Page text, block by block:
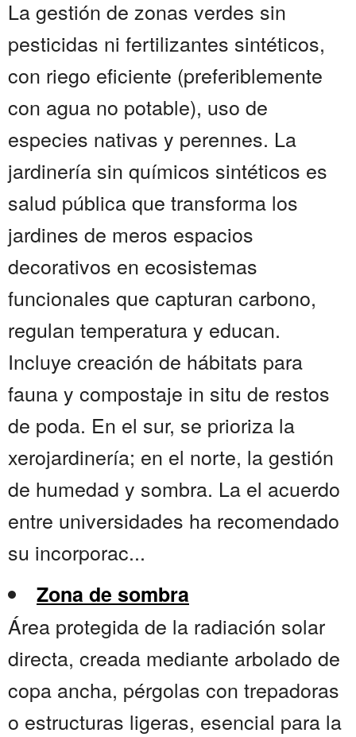
La gestión de zonas verdes sin
pesticidas ni fertilizantes sintéticos,
con riego eficiente (preferiblemente
con agua no potable), uso de
especies nativas y perennes. La
jardinería sin químicos sintéticos es
salud pública que transforma los
jardines de meros espacios
decorativos en ecosistemas
funcionales que capturan carbono,
regulan temperatura y educan.
Incluye creación de hábitats para
fauna y compostaje in situ de restos
de poda. En el sur, se prioriza la
xerojardinería; en el norte, la gestión
de humedad y sombra. La el acuerdo
entre universidades ha recomendado
su incorporac...
Zona de sombra
Área protegida de la radiación solar
directa, creada mediante arbolado de
copa ancha, pérgolas con trepadoras
o estructuras ligeras, esencial para la